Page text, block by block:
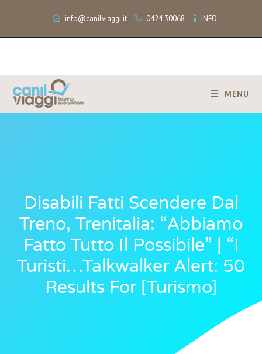
info@canilviaggi.it 0424 30068 INFO
MENU
Disabili Fatti Scendere Dal
Treno, Trenitalia: “Abbiamo
Fatto Tutto Il Possibile” | “I
Turisti…Talkwalker Alert: 50
Results For [turismo]